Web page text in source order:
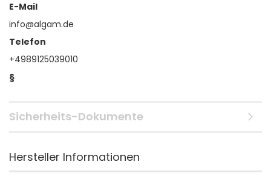
E-Mail
info@algam.de
Telefon
+4989125039010
§
Sicherheits-Dokumente
Hersteller Informationen